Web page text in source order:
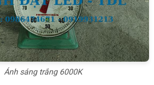
Ánh sáng trắng 6000K